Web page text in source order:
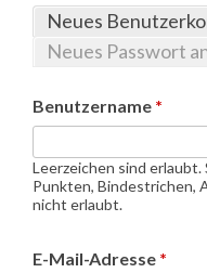
Haupt-
Neues
Neues Passwort
Benutzername *
Leerzeichen sind erlaubt.
Punkten, Bindestrichen,
nicht erlaubt.
E-Mail-Adresse *